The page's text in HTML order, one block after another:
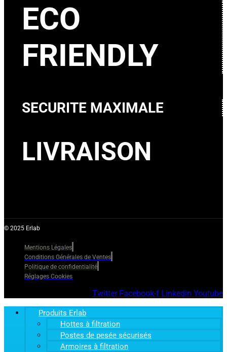
ECO
FRIENDLY
SECURITE MAXIMALE
LIVRAISON
© 2025 Erlab
Mentions Légales
Conditions Générales de Ventes
Politique de confidentialité
Réglages Cookies
Twitter Facebook-f Linkedin Youtube
Produits Erlab
Hottes à filtration
Postes de pesée sécurisés
Armoires à filtration